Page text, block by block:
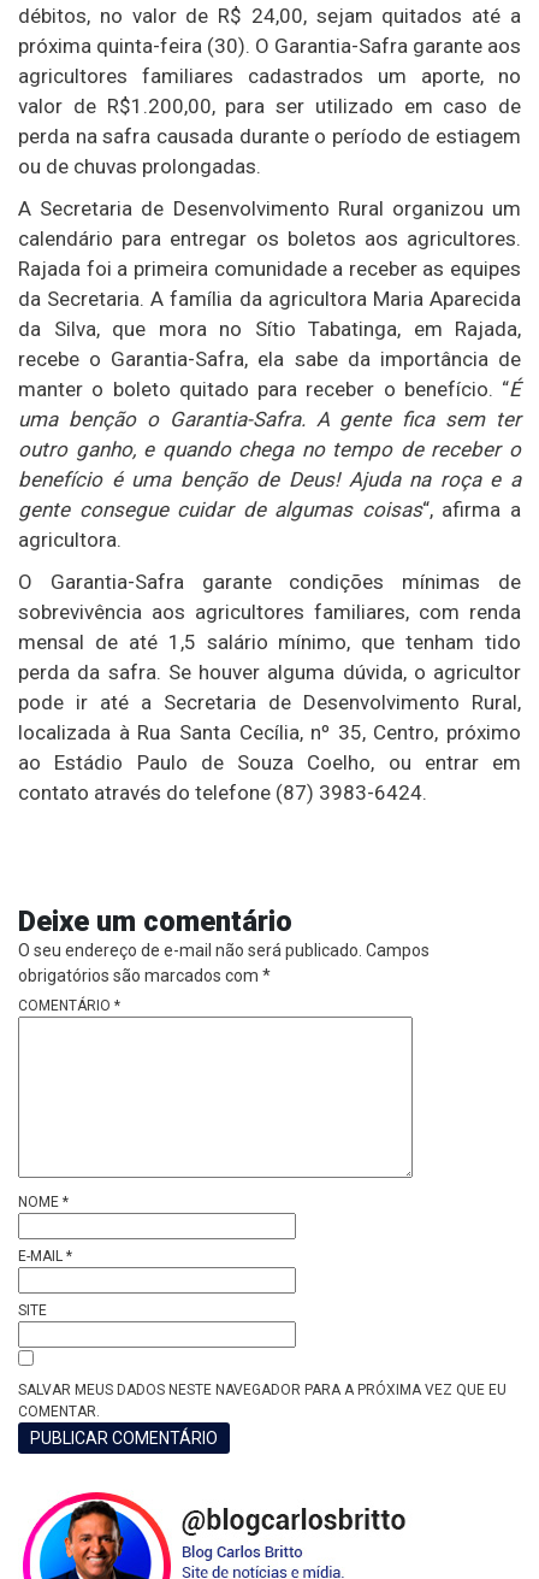
débitos, no valor de R$ 24,00, sejam quitados até a
próxima quinta-feira (30). O Garantia-Safra garante aos
agricultores familiares cadastrados um aporte, no
valor de R$1.200,00, para ser utilizado em caso de
perda na safra causada durante o período de estiagem
ou de chuvas prolongadas.
A Secretaria de Desenvolvimento Rural organizou um
calendário para entregar os boletos aos agricultores.
Rajada foi a primeira comunidade a receber as equipes
da Secretaria. A família da agricultora Maria Aparecida
da Silva, que mora no Sítio Tabatinga, em Rajada,
recebe o Garantia-Safra, ela sabe da importância de
manter o boleto quitado para receber o benefício. “É
uma benção o Garantia-Safra. A gente fica sem ter
outro ganho, e quando chega no tempo de receber o
benefício é uma benção de Deus! Ajuda na roça e a
gente consegue cuidar de algumas coisas“, afirma a
agricultora.
O Garantia-Safra garante condições mínimas de
sobrevivência aos agricultores familiares, com renda
mensal de até 1,5 salário mínimo, que tenham tido
perda da safra. Se houver alguma dúvida, o agricultor
pode ir até a Secretaria de Desenvolvimento Rural,
localizada à Rua Santa Cecília, nº 35, Centro, próximo
ao Estádio Paulo de Souza Coelho, ou entrar em
contato através do telefone (87) 3983-6424.
Deixe um comentário
O seu endereço de e-mail não será publicado. Campos
obrigatórios são marcados com *
COMENTÁRIO *
NOME *
E-MAIL *
SITE
SALVAR MEUS DADOS NESTE NAVEGADOR PARA A PRÓXIMA VEZ QUE EU
COMENTAR.